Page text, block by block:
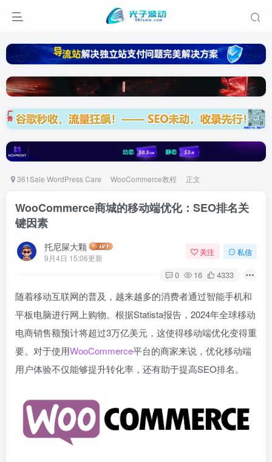
361Sale WordPress Care WooCommerce教程 正文
WooCommerce商城的移动端优化：SEO排名关
键因素
托尼屎大颗
9月4日 15:06更新
关注 私信
0 16 4333
随着移动互联网的普及，越来越多的消费者通过智能手机和
平板电脑进行网上购物。根据Statista报告，2024年全球移动
电商销售额预计将超过3万亿美元，这使得移动端优化变得重
要。对于使用WooCommerce平台的商家来说，优化移动端
用户体验不仅能够提升转化率，还有助于提高SEO排名。